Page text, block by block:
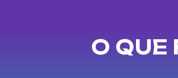
O QUE